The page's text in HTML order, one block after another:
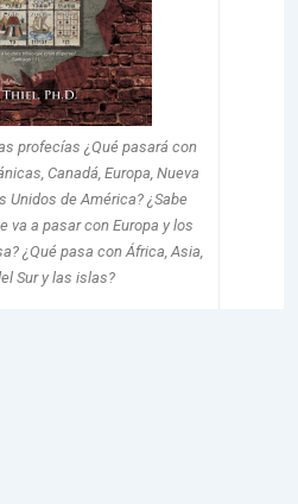
profecías ¿Qué pasará con
Canadá, Europa, Nueva
Unidos de América? ¿Sabe
va a pasar con Europa y los
¿Qué pasa con África, Asia,
Sur y las islas?